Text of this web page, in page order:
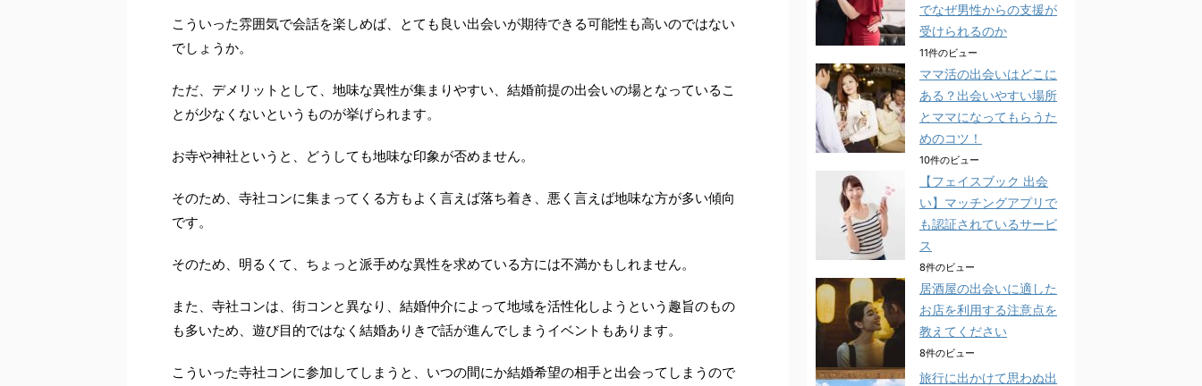
こういった雰囲気で会話を楽しめば、とても良い出会いが期待できる可能性も高いのではない
でしょうか。
ただ、デメリットとして、地味な異性が集まりやすい、結婚前提の出会いの場となっているこ
とが少なくないというものが挙げられます。
お寺や神社というと、どうしても地味な印象が否めません。
そのため、寺社コンに集まってくる方もよく言えば落ち着き、悪く言えば地味な方が多い傾向
です。
そのため、明るくて、ちょっと派手めな異性を求めている方には不満かもしれません。
また、寺社コンは、街コンと異なり、結婚仲介によって地域を活性化しようという趣旨のもの
も多いため、遊び目的ではなく結婚ありきで話が進んでしまうイベントもあります。
こういった寺社コンに参加してしまうと、いつの間にか結婚希望の相手と出会ってしまうので
でなぜ男性からの支援が
受けられるのか
11件のビュー
ママ活の出会いはどこに
ある？出会いやすい場所
とママになってもらうた
めのコツ！
10件のビュー
【フェイスブック 出会
い】マッチングアプリで
も認証されているサービ
ス
8件のビュー
居酒屋の出会いに適した
お店を利用する注意点を
教えてください
8件のビュー
旅行に出かけて思わぬ出